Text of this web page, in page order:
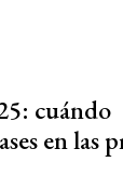
cuándo
en las